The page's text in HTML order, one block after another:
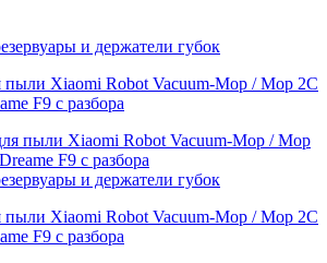
и держатели губок
пыли Xiaomi Robot Vacuum-Mop / Mop 2C
F9 с разбора
и держатели губок
пыли Xiaomi Robot Vacuum-Mop / Mop 2C
F9 с разбора